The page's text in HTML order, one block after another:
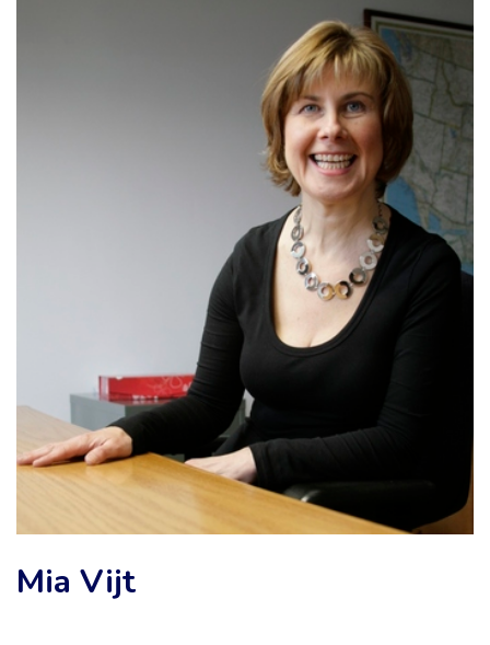
Mia Vijt